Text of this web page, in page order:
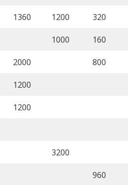
1360 1200 320
1000 160
2000 800
1200
1200
3200
960